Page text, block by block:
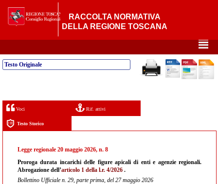
RACCOLTA NORMATIVA
DELLA REGIONE TOSCANA
²
Testo Originale
Voci Rif. attivi
Testo Storico
Legge regionale 20 maggio 2026, n. 8
Proroga durata incarichi delle figure apicali di enti e agenzie regionali.
Abrogazione dell’articolo 1 della l.r. 4/2026 .
Bollettino Ufficiale n. 29, parte prima, del 27 maggio 2026